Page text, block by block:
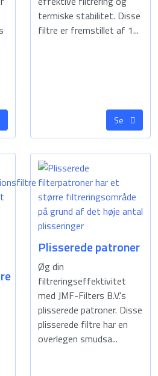
termiske stabilitet. Disse
filtre er fremstillet af 1...
Se
Plisserede patroner
Øg din
filtreringseffektivitet
med JMF-Filters B.V.'s
plisserede patroner. Disse
plisserede filtre har en
overlegen smudsa...